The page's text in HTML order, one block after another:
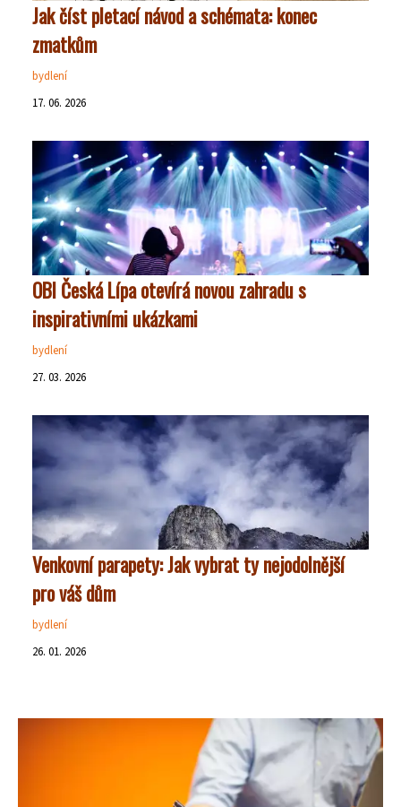
Jak číst pletací návod a schémata: konec
zmatkům
bydlení
17. 06. 2026
OBI Česká Lípa otevírá novou zahradu s
inspirativními ukázkami
bydlení
27. 03. 2026
Venkovní parapety: Jak vybrat ty nejodolnější
pro váš dům
bydlení
26. 01. 2026